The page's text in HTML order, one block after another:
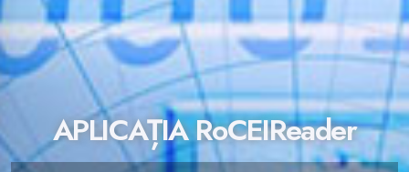
APLICAȚIA RoCEIReader